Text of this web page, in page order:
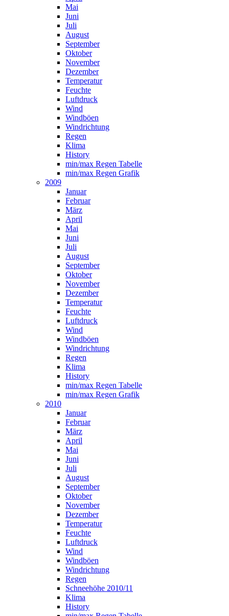
Mai
Juni
Juli
August
September
Oktober
November
Dezember
Temperatur
Feuchte
Luftdruck
Wind
Windböen
Windrichtung
Regen
Klima
History
min/max Regen Tabelle
min/max Regen Grafik
2009
Januar
Februar
März
April
Mai
Juni
Juli
August
September
Oktober
November
Dezember
Temperatur
Feuchte
Luftdruck
Wind
Windböen
Windrichtung
Regen
Klima
History
min/max Regen Tabelle
min/max Regen Grafik
2010
Januar
Februar
März
April
Mai
Juni
Juli
August
September
Oktober
November
Dezember
Temperatur
Feuchte
Luftdruck
Wind
Windböen
Windrichtung
Regen
Schneehöhe 2010/11
Klima
History